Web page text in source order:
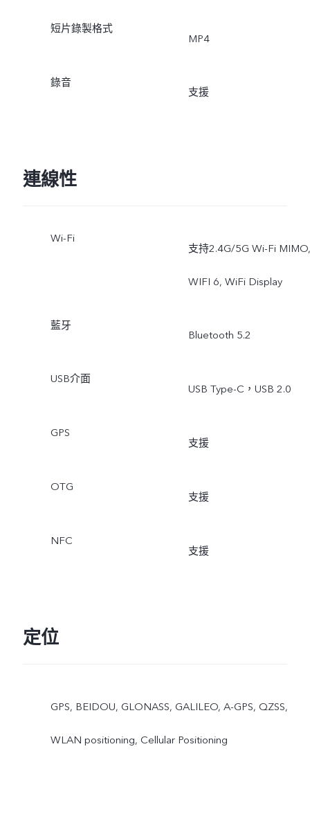
短片錄製格式
MP4
錄音
支援
連線性
Wi-Fi
支持2.4G/5G Wi-Fi MIMO,
WIFI 6, WiFi Display
藍牙
Bluetooth 5.2
USB介面
USB Type-C，USB 2.0
GPS
支援
OTG
支援
NFC
支援
定位
GPS, BEIDOU, GLONASS, GALILEO, A-GPS, QZSS,
WLAN positioning, Cellular Positioning